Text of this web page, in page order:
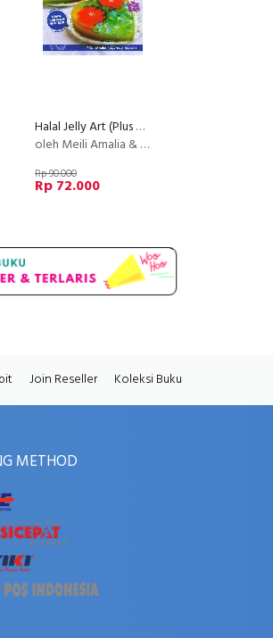
Halal Jelly Art (Plus DVD)
oleh Meili Amalia & Shamsiar Agustin
Rp 90.000
Rp 72.000
Join Reseller Koleksi Buku
METHOD